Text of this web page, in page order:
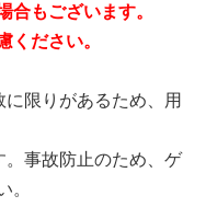
合もございます。
ください。
限りがあるため、用
事故防止のため、ゲ
。